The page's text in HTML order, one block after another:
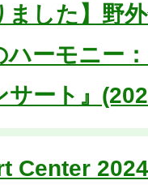
ました】野
ハーモニー
サート』
Center